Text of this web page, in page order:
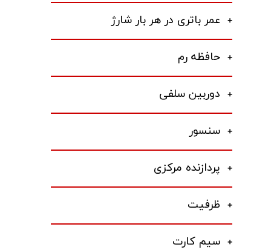
عمر باتری در هر بار شارژ
حافظه رم
دوربین سلفی
سنسور
پردازنده مرکزی
ظرفیت
سیم کارت